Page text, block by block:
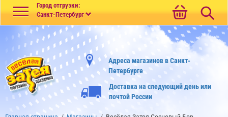
Город отгрузки:
Санкт-Петербург
Адреса магазинов в Санкт-
Петербурге
Доставка на следующий день или
почтой России